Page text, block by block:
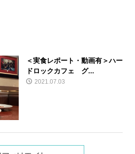
＜実食レポート・動画有＞ハー
ドロックカフェ グ...
2021.07.03